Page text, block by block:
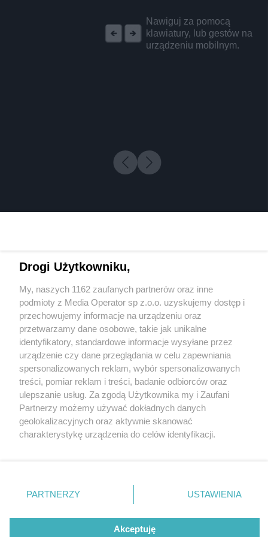
Nawiguj za pomocą
klawiatury, lub gestów na
urządzeniu mobilnym.
2 / 0
Wydawca mediów lokalnych
Nie zapomnij
zapoznać się z:
polityką prywatności
Twojemiasto
Piekary Śląskie
Chorzów
Tarnowskie Góry
Gliwice
Skontakuj sięz nami
Kontakt
Redakcja
Newsletter
Drogi Użytkowniku,
My, naszych 1162 zaufanych partnerów oraz inne
podmioty z Media Operator sp z.o.o. uzyskujemy dostęp i
przechowujemy informacje na urządzeniu oraz
przetwarzamy dane osobowe, takie jak unikalne
identyfikatory, standardowe informacje wysyłane przez
urządzenie czy dane przeglądania w celu zapewniania
spersonalizowanych reklam, wybór spersonalizowanych
treści, pomiar reklam i treści, badanie odbiorców oraz
ulepszanie usług. Za zgodą Użytkownika my i Zaufani
Partnerzy możemy używać dokładnych danych
geolokalizacyjnych oraz aktywnie skanować
charakterystykę urządzenia do celów identyfikacji.
zmienić/wycofać klikając przycisk ustawień prywatności
znajdujący się w lewym dolnym rogu strony
rodzaje przetwarzania danych nie wymagają zgody
użytkownika, ale masz prawo sprzeciwić się takiemu
PARTNERZY USTAWIENIA
Akceptuję